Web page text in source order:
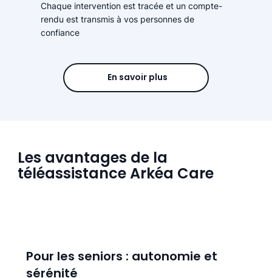
Les avantages de la
téléassistance Arkéa Care
Pour les seniors : autonomie et
sérénité
Chaque intervention est tracée et un compte-
rendu est transmis à vos personnes de
confiance
En savoir plus